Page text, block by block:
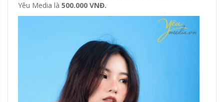
Yêu Media là 500.000 VNĐ.